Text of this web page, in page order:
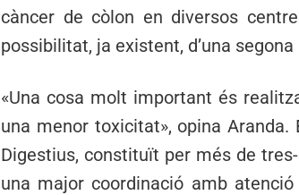
càncer de còlon en diversos
possibilitat, ja existent, d’una
«Una cosa molt important és
una menor toxicitat», opina
Digestius, constituït per més de
una major coordinació amb